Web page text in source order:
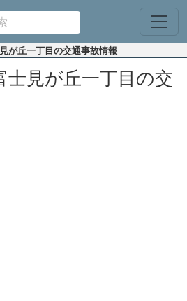
が丘一丁目の交通事故情報
士見が丘一丁目の交